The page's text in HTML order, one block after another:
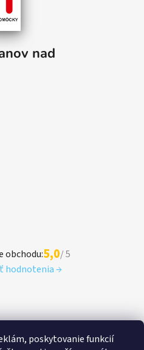
poskytovanie funkcií
nad
obchodu:5,0/ 5
hodnotenia →